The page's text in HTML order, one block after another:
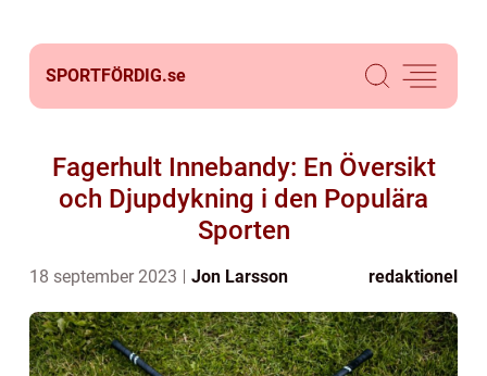
SPORTFÖRDIG.se
Fagerhult Innebandy: En Översikt
och Djupdykning i den Populära
Sporten
18 september 2023 Jon Larsson redaktionel